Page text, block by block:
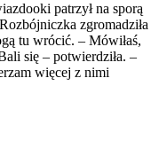
patrzył na sporą
zgromadziła
tu wrócić. – Mówiłaś,
się – potwierdziła. –
więcej z nimi